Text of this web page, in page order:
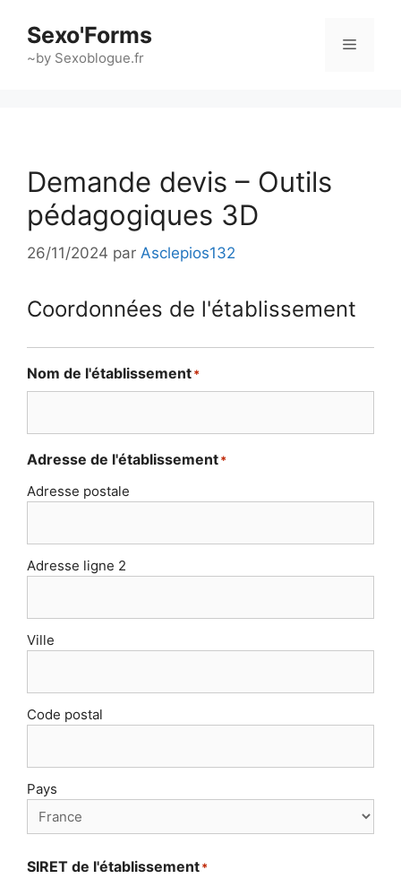
contenu
Sexo'Forms
~by Sexoblogue.fr
Menu
Demande devis – Outils
pédagogiques 3D
26/11/2024 par Asclepios132
Coordonnées de l'établissement
Nom de l'établissement*
Adresse de l'établissement*
Adresse postale
Adresse ligne 2
Ville
Code postal
Pays
SIRET de l'établissement*